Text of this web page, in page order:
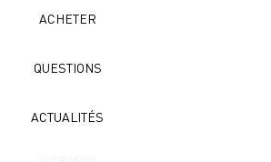
ACHETER
QUESTIONS
ACTUALITÉS